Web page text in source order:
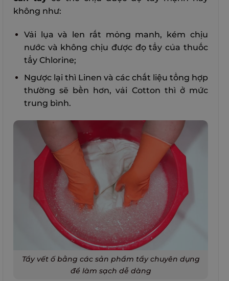
không như:
Vải lụa và len rất mỏng manh, kém chịu
nước và không chịu được đọ tẩy của thuốc
tẩy Chlorine;
Ngược lại thì Linen và các chất liệu tổng hợp
thường sẽ bền hơn, vải Cotton thì ở mức
trung bình.
Tẩy vết ố bằng các sản phẩm tẩy chuyên dụng
để làm sạch dễ dàng